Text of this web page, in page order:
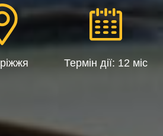
Термін дії: 12 міс